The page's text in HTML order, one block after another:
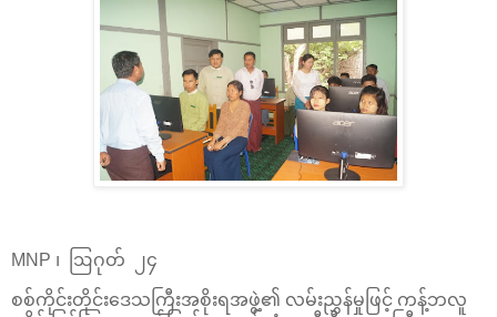
MNP ၊ ဩဂုတ် ၂၄
စစ်ကိုင်းတိုင်းဒေသကြီးအစိုးရအဖွဲ့၏ လမ်းညွှန်မှုဖြင့် ကန့်ဘလူ